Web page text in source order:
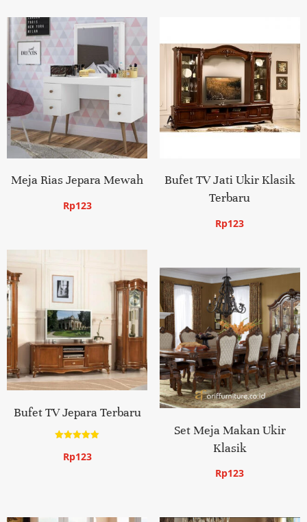
Meja Rias Jepara Mewah
Rp123
Bufet TV Jati Ukir Klasik
Terbaru
Rp123
Bufet TV Jepara Terbaru
5.00
dari 5
Rp123
Set Meja Makan Ukir
Klasik
Rp123